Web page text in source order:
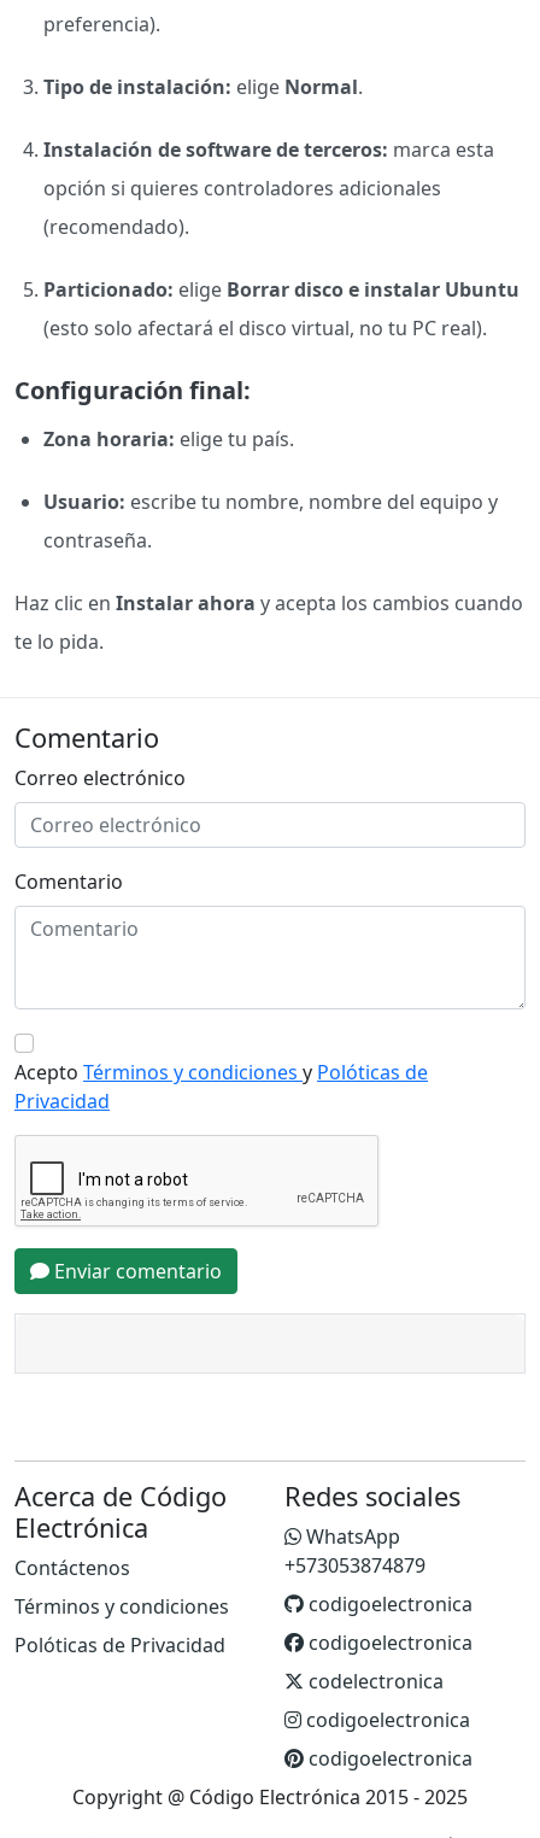
preferencia).
Tipo de instalación: elige Normal.
Instalación de software de terceros: marca esta
opción si quieres controladores adicionales
(recomendado).
Particionado: elige Borrar disco e instalar Ubuntu
(esto solo afectará el disco virtual, no tu PC real).
Configuración final:
Zona horaria: elige tu país.
Usuario: escribe tu nombre, nombre del equipo y
contraseña.
Haz clic en Instalar ahora y acepta los cambios cuando
te lo pida.
Comentario
Correo electrónico
Comentario
Acepto Términos y condiciones y Polóticas de
Privacidad
Enviar comentario
Acerca de Código
Electrónica
Contáctenos
Términos y condiciones
Polóticas de Privacidad
Redes sociales
WhatsApp
+573053874879
codigoelectronica
codigoelectronica
codelectronica
codigoelectronica
codigoelectronica
Copyright @ Código Electrónica 2015 - 2025